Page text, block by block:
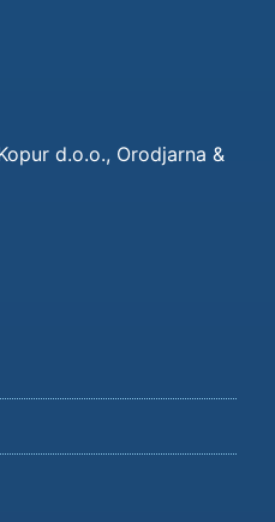
d.o.o., Orodjarna &